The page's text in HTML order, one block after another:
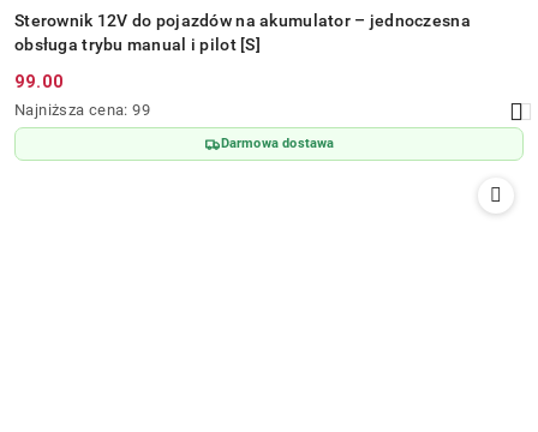
Sterownik 12V do pojazdów na akumulator – jednoczesna
obsługa trybu manual i pilot [S]
Cena
promocyjna:
99.00
Najniższa
cena
z
Najniższa cena: 99
Darmowa dostawa